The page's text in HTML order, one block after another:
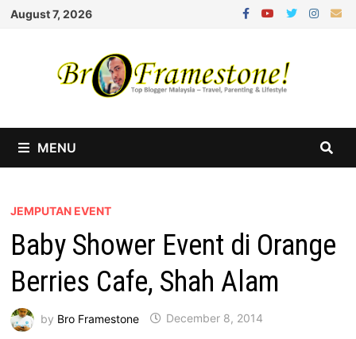
Skip
August 7, 2026
MENU
JEMPUTAN EVENT
Baby Shower Event di Orange
Berries Cafe, Shah Alam
by Bro Framestone December 8, 2014